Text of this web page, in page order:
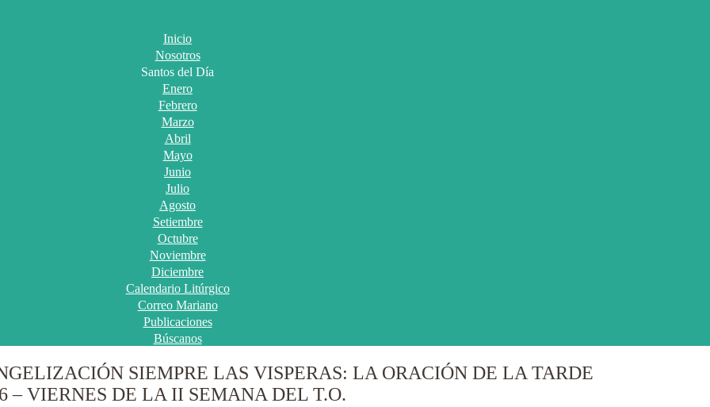
Inicio
Nosotros
Santos del Día
Enero
Febrero
Marzo
Abril
Mayo
Junio
Julio
Agosto
Setiembre
Octubre
Noviembre
Diciembre
Calendario Litúrgico
Correo Mariano
Publicaciones
Búscanos
SIEMPRE LAS VISPERAS: LA ORACIÓN DE LA TARDE
– VIERNES DE LA II SEMANA DEL T.O.